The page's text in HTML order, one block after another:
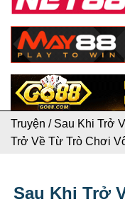
Truyện / Sau Khi Trở
Trở Về Từ Trò Chơi
Sau Khi Trở